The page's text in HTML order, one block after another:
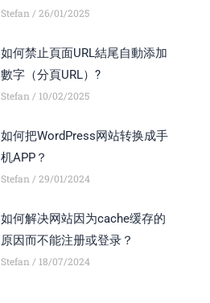
Stefan 26/01/2025
如何禁止頁面URL結尾自動添加
數字（分頁URL）?
Stefan 10/02/2025
如何把WordPress网站转换成手
机APP？
Stefan 29/01/2024
如何解决网站因为cache缓存的
原因而不能注册或登录？
Stefan 18/07/2024